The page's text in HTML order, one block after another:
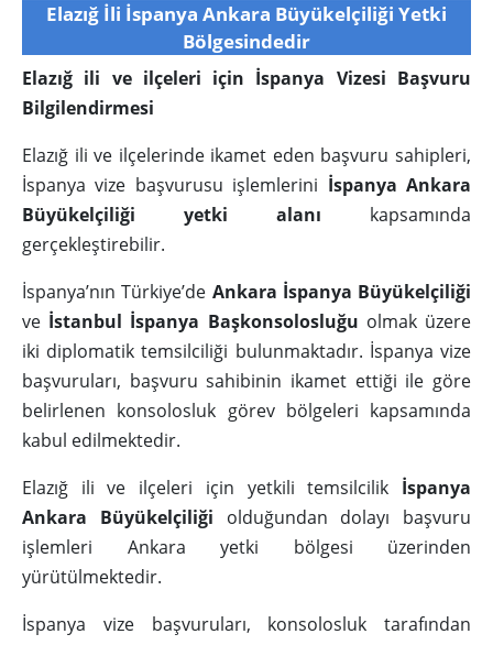
Elazığ İli İspanya Ankara Büyükelçiliği Yetki
Bölgesindedir
Elazığ ili ve ilçeleri için İspanya Vizesi Başvuru
Bilgilendirmesi
Elazığ ili ve ilçelerinde ikamet eden başvuru sahipleri,
İspanya vize başvurusu işlemlerini İspanya Ankara
Büyükelçiliği yetki alanı kapsamında
gerçekleştirebilir.
İspanya’nın Türkiye’de Ankara İspanya Büyükelçiliği
ve İstanbul İspanya Başkonsolosluğu olmak üzere
iki diplomatik temsilciliği bulunmaktadır. İspanya vize
başvuruları, başvuru sahibinin ikamet ettiği ile göre
belirlenen konsolosluk görev bölgeleri kapsamında
kabul edilmektedir.
Elazığ ili ve ilçeleri için yetkili temsilcilik İspanya
Ankara Büyükelçiliği olduğundan dolayı başvuru
işlemleri Ankara yetki bölgesi üzerinden
yürütülmektedir.
İspanya vize başvuruları, konsolosluk tarafından